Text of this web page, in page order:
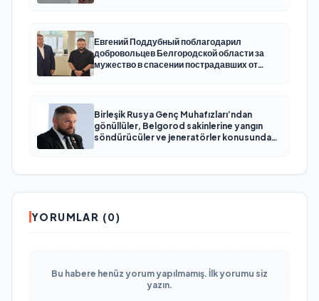
Евгений Поддубный поблагодарил
добровольцев Белгородской области за
мужество в спасении пострадавших от
Birleşik Rusya Genç Muhafızları’ndan
gönüllüler, Belgorod sakinlerine yangın
söndürücüler ve jeneratörler konusunda
YORUMLAR (0)
Bu habere henüz yorum yapılmamış. İlk yorumu siz
yazın.